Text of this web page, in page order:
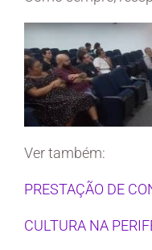
Ver também:
PRESTAÇÃO DE
CULTURA NA